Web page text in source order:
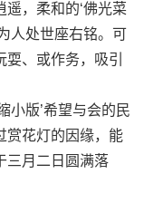
，柔和的‘佛光菜
人处世座右铭。可
、或作务，吸引
版’希望与会的民
赏花灯的因缘，能
三月二日圆满落